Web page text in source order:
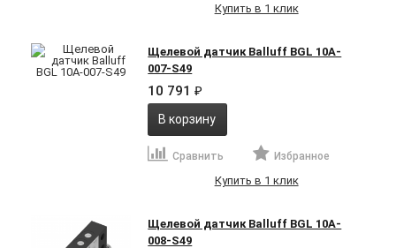
Купить в 1 клик
Щелевой датчик Balluff BGL 10A-
007-S49
10 791₽
В корзину
Сравнить Избранное
Купить в 1 клик
Щелевой датчик Balluff BGL 10A-
008-S49